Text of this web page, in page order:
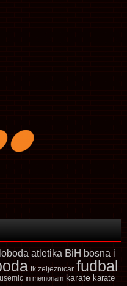
atletika BiH bosna i
fk zeljeznicar fudbal
in memoriam karate karate